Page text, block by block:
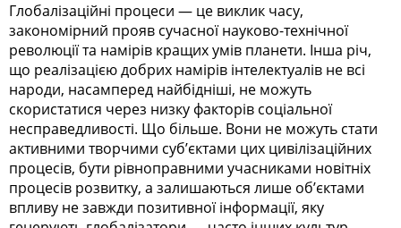
Глобалізаційні процеси — це виклик часу,
закономірний прояв сучасної науково-технічної
революції та намірів кращих умів планети. Інша річ,
що реалізацією добрих намірів інтелектуалів не всі
народи, насамперед найбідніші, не можуть
скористатися через низку факторів соціальної
несправедливості. Що більше. Вони не можуть стати
активними творчими суб’єктами цих цивілізаційних
процесів, бути рівноправними учасниками новітніх
процесів розвитку, а залишаються лише об’єктами
впливу не завжди позитивної інформації, яку